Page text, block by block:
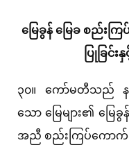
မြေခွန် မြေခ စည်းက
ပြုခြင်
၃၀။ ကော်မတီသည် န
သော မြေများ၏ မြေ
အညီ စည်းကြပ်ကောက်